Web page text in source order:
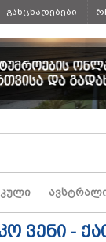
განცხადებები
ვენი -